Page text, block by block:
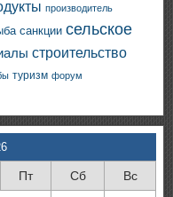
производитель
санкции сельское
строительство
туризм форум
Пт Сб Вс